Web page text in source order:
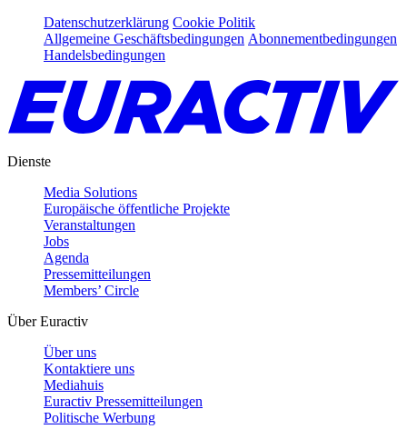
Datenschutzerklärung Cookie Politik
Allgemeine Geschäftsbedingungen Abonnementbedingungen
Handelsbedingungen
Dienste
Media Solutions
Europäische öffentliche Projekte
Veranstaltungen
Jobs
Agenda
Pressemitteilungen
Members’ Circle
Über Euractiv
Über uns
Kontaktiere uns
Mediahuis
Euractiv Pressemitteilungen
Politische Werbung